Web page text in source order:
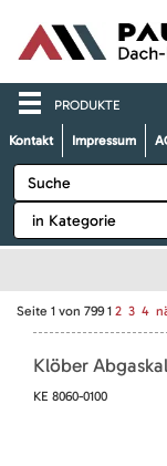
PRODUKTE
Kontakt Impressum
Seite 1 von 799 1 2 3 4
Klöber
KE 8060-0100